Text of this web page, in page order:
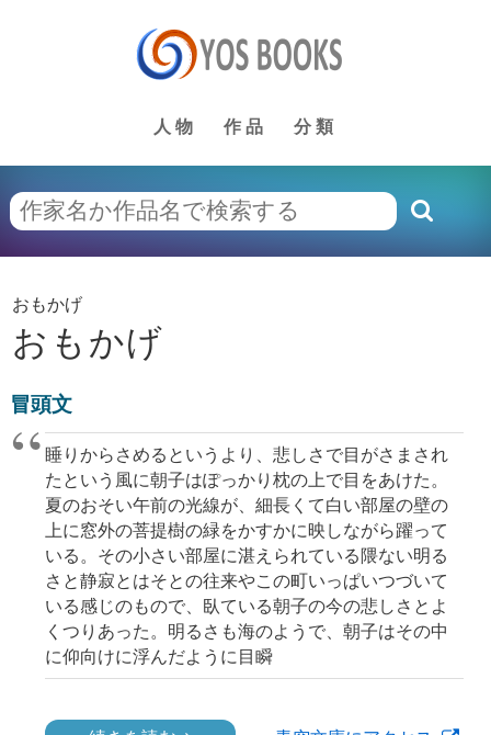
人物 作品 分類
おもかげ
おもかげ
冒頭文
睡りからさめるというより、悲しさで目がさまされ
たという風に朝子はぽっかり枕の上で目をあけた。
夏のおそい午前の光線が、細長くて白い部屋の壁の
上に窓外の菩提樹の緑をかすかに映しながら躍って
いる。その小さい部屋に湛えられている隈ない明る
さと静寂とはそとの往来やこの町いっぱいつづいて
いる感じのもので、臥ている朝子の今の悲しさとよ
くつりあった。明るさも海のようで、朝子はその中
に仰向けに浮んだように目瞬